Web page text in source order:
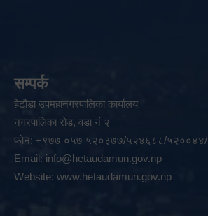
सम्पर्क
हेटौडा उपमहानगरपालिका कार्यालय
नगरपालिका रोड, वडा नं २
फोन: +९७७ ०५७ ५२०३७७/५२४६८८/५२००४४/
Email: info@hetaudamun.gov.np
Website: www.hetaudamun.gov.np